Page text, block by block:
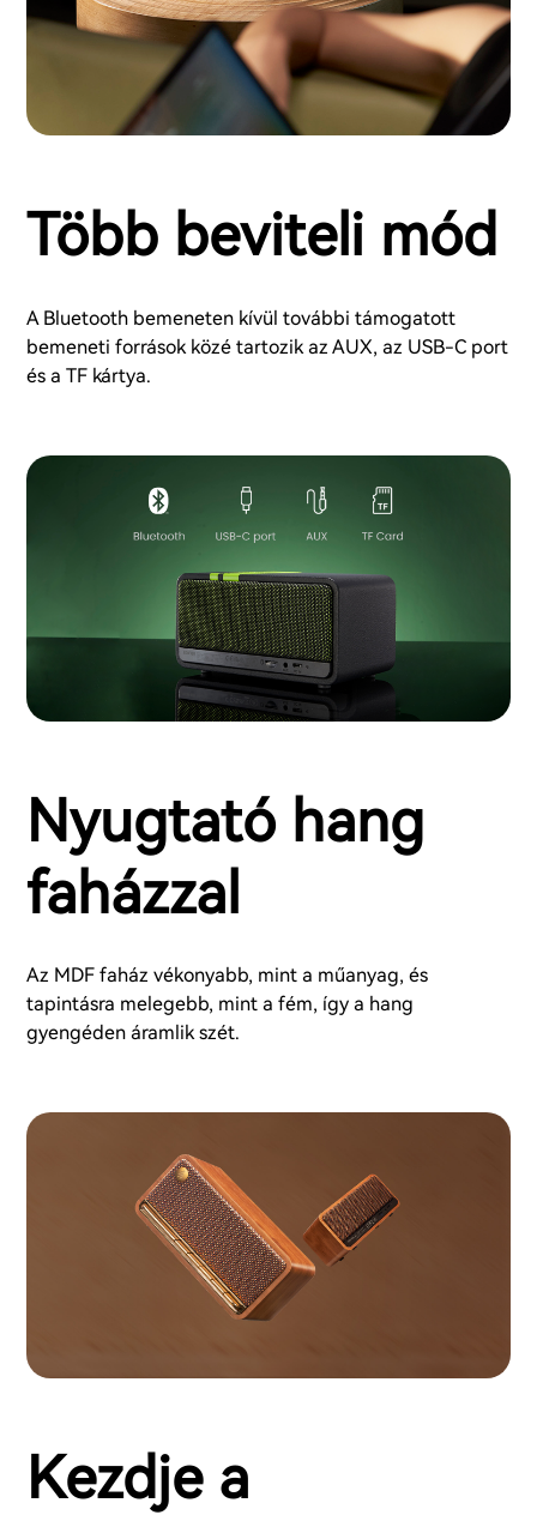
Több beviteli mód
A Bluetooth bemeneten kívül további támogatott
bemeneti források közé tartozik az AUX, az USB-C port
és a TF kártya.
Nyugtató hang
faházzal
Az MDF faház vékonyabb, mint a műanyag, és
tapintásra melegebb, mint a fém, így a hang
gyengéden áramlik szét.
Kezdje a